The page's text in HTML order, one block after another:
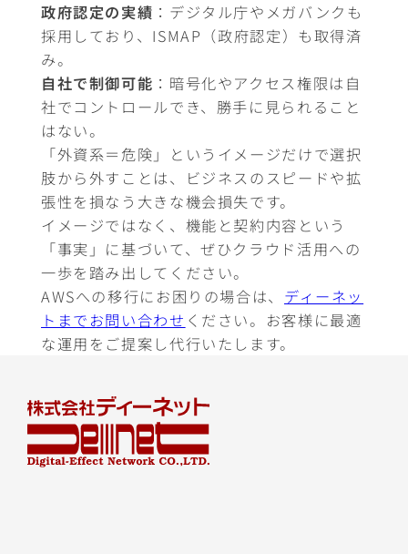
政府認定の実績 ：デジタル庁やメガバンクも
採用しており、ISMAP（政府認定）も取得済
み。
自社で制御可能 ：暗号化やアクセス権限は自
社でコントロールでき、勝手に見られること
はない。
「外資系＝危険」というイメージだけで選択
肢から外すことは、ビジネスのスピードや拡
張性を損なう大きな機会損失です。
イメージではなく、機能と契約内容という
「事実」に基づいて、ぜひクラウド活用への
一歩を踏み出してください。
AWSへの移行にお困りの場合は、 ディーネッ
トまでお問い合わせ ください。お客様に最適
な運用をご提案し代行いたします。